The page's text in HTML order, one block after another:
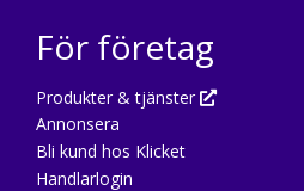
För företag
Produkter & tjänster
Annonsera
Bli kund hos Klicket
Handlarlogin